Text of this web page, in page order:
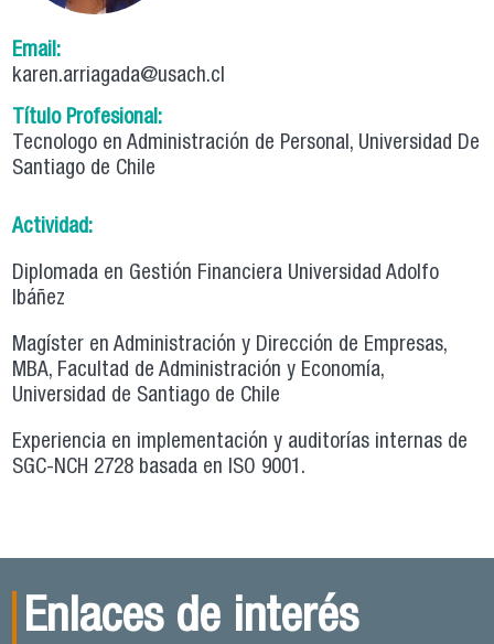
Email:
karen.arriagada@usach.cl
Título Profesional:
Tecnologo en Administración de Personal, Universidad De
Santiago de Chile
Actividad:
Diplomada en Gestión Financiera Universidad Adolfo
Ibáñez
Magíster en Administración y Dirección de Empresas,
MBA, Facultad de Administración y Economía,
Universidad de Santiago de Chile
Experiencia en implementación y auditorías internas de
SGC-NCH 2728 basada en ISO 9001.
Enlaces de interés